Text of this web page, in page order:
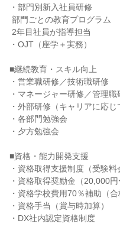
・部門別新入社員研修
・OJT（座学＋実務）
■継続教育・スキル向上
・営業職研修／技術職研修
・マネージャー研修／管理職
・外部研修（キャリアに応じ
・各部門勉強会
・夕方勉強会
■資格・能力開発支援
・資格取得支援制度（受験料
・資格取得奨励金（20,000円
・資格学校費用70％補助（合
・資格手当（賞与時加算）
・DX社内認定資格制度